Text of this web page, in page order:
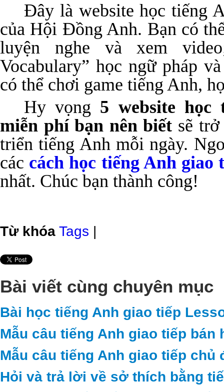
Đây là website học tiếng
của Hội Đồng Anh. Bạn có
luyện nghe và xem
Vocabulary” học ngữ pháp
có thể chơi game tiếng Anh,
Hy vọng 5 website học
miễn phí bạn nên biết sẽ
triển tiếng Anh mỗi ngày.
các cách học tiếng Anh giao
nhất. Chúc bạn thành công!
Từ khóa Tags |
Bài viết cùng chuyên mục
Bài học tiếng Anh giao tiếp
Mẫu câu tiếng Anh giao tiếp bán
Mẫu câu tiếng Anh giao tiếp
Hỏi và trả lời về sở thích bằng